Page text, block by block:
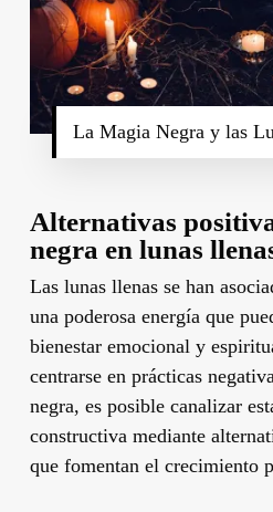
La Magia Negra y las
Alternativas
negra en lunas
Las lunas llenas se han
una poderosa energía que
bienestar emocional y
centrarse en prácticas
negra, es posible canalizar
constructiva mediante
que fomentan el crecimiento